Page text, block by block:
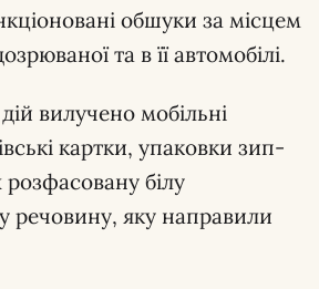
обшуки за місцем
та в її автомобілі.
вилучено мобільні
картки, упаковки зип-
розфасовану білу
речовину, яку направили